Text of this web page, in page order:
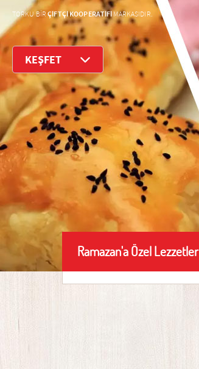
TORKU BİRÇİFTÇİ KOOPERATİFİ MARKASIDIR.
KEŞFET
Ramazan'a Özel Lezzetler